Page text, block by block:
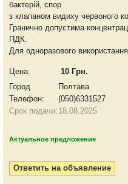
бактерій, спор
з клапаном видиху червоного
Гранично допустима
ПДК.
Для одноразового
Цена:
10 Грн.
Город
Полтава
Телефон:
(050)6331527
Срок подачи: 18.08.2025
Актуальное предложение